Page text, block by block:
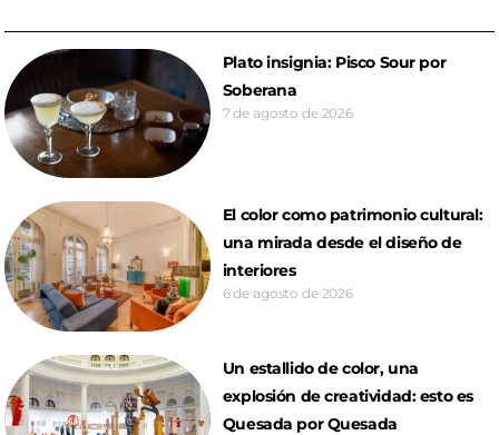
Plato insignia: Pisco Sour por
Soberana
7 de agosto de 2026
El color como patrimonio cultural:
una mirada desde el diseño de
interiores
6 de agosto de 2026
Un estallido de color, una
explosión de creatividad: esto es
Quesada por Quesada